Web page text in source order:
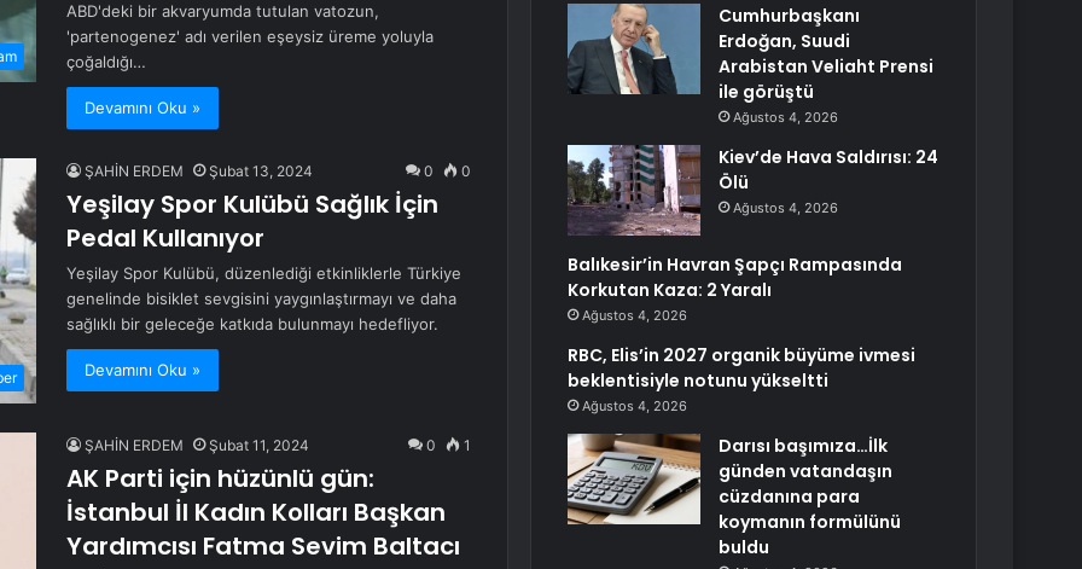
ABD'deki bir akvaryumda tutulan vatozun,
'partenogenez' adı verilen eşeysiz üreme yoluyla
çoğaldığı…
Devamını Oku »
ŞAHİN ERDEM Şubat 13, 2024 0 0
Yeşilay Spor Kulübü Sağlık İçin
Pedal Kullanıyor
Yeşilay Spor Kulübü, düzenlediği etkinliklerle Türkiye
genelinde bisiklet sevgisini yaygınlaştırmayı ve daha
sağlıklı bir geleceğe katkıda bulunmayı hedefliyor.
Devamını Oku »
ŞAHİN ERDEM Şubat 11, 2024 0 1
AK Parti için hüzünlü gün:
İstanbul İl Kadın Kolları Başkan
Yardımcısı Fatma Sevim Baltacı
Cumhurbaşkanı
Erdoğan, Suudi
Arabistan Veliaht Prensi
ile görüştü
Ağustos 4, 2026
Kiev’de Hava Saldırısı: 24
Ölü
Ağustos 4, 2026
Balıkesir’in Havran Şapçı Rampasında
Korkutan Kaza: 2 Yaralı
Ağustos 4, 2026
RBC, Elis’in 2027 organik büyüme ivmesi
beklentisiyle notunu yükseltti
Ağustos 4, 2026
Darısı başımıza…İlk
günden vatandaşın
cüzdanına para
koymanın formülünü
buldu